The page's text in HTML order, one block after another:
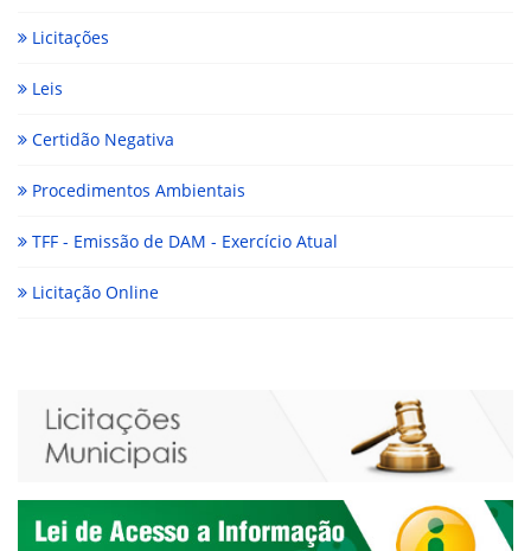
Licitações
Leis
Certidão Negativa
Procedimentos Ambientais
TFF - Emissão de DAM - Exercício Atual
Licitação Online